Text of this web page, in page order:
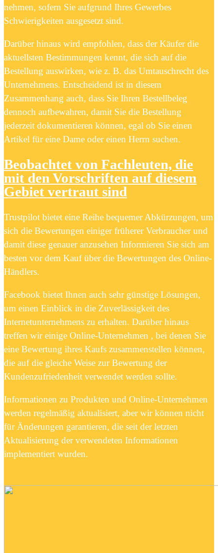
nehmen, sofern Sie aufgrund Ihres Gewerbes
Schwierigkeiten ausgesetzt sind.
Darüber hinaus wird empfohlen, dass der Käufer die
aktuellsten Bestimmungen kennt, die sich auf die
Bestellung auswirken, wie z. B. das Umtauschrecht des
Unternehmens. Entscheidend ist in diesem
Zusammenhang auch, dass Sie Ihren Bestellbeleg
dennoch aufbewahren, damit Sie die Bestellung
jederzeit dokumentieren können, egal ob Sie einen
Artikel für eine Dame oder einen Herrn suchen.
Beobachtet von Fachleuten, die
mit den Vorschriften auf diesem
Gebiet vertraut sind
Trustpilot bietet eine Reihe bequemer Abkürzungen, um
sich die Bewertungen einiger früherer Verbraucher und
damit diese genauer anzusehen Informieren Sie sich am
besten vor dem Kauf über die Bewertungen des Online-
Händlers.
Facebook bietet Ihnen auch sehr günstige Lösungen,
um einen Einblick in die Zuverlässigkeit des
Internetunternehmens zu erhalten. Darüber hinaus
treffen wir einige Online-Unternehmen , bei denen Sie
eine Bewertung ihres Kaufs zusammenstellen können,
die auf die gleiche Weise zur Bewertung der
Kundenzufriedenheit verwendet werden sollte.
Informationen zu Produkten und Online-Unternehmen
werden regelmäßig aktualisiert, aber wir können nicht
für Änderungen garantieren, die seit der letzten
Aktualisierung der verwendeten Informationen
implementiert wurden.